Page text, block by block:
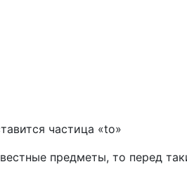
частица «to»
предметы, то перед